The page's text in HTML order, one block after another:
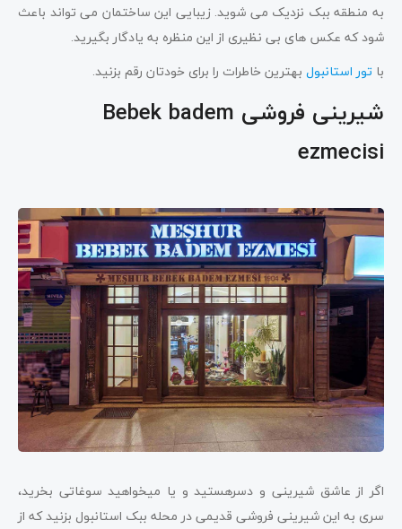
به منطقه ببک نزدیک می شوید. زیبایی این ساختمان می تواند باعث
شود که عکس های بی نظیری از این منظره به یادگار بگیرید.
با تور استانبول بهترین خاطرات را برای خودتان رقم بزنید.
شیرینی فروشی Bebek badem
ezmecisi
اگر از عاشق شیرینی و دسرهستید و یا میخواهید سوغاتی بخرید،
سری به این شیرینی فروشی قدیمی در محله ببک استانبول بزنید که از